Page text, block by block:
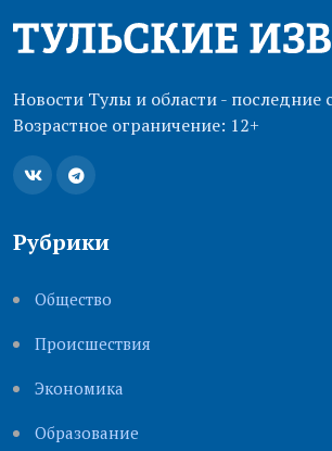
Новости Тулы и области - последние
Возрастное ограничение: 12+
Рубрики
Общество
Происшествия
Экономика
Образование